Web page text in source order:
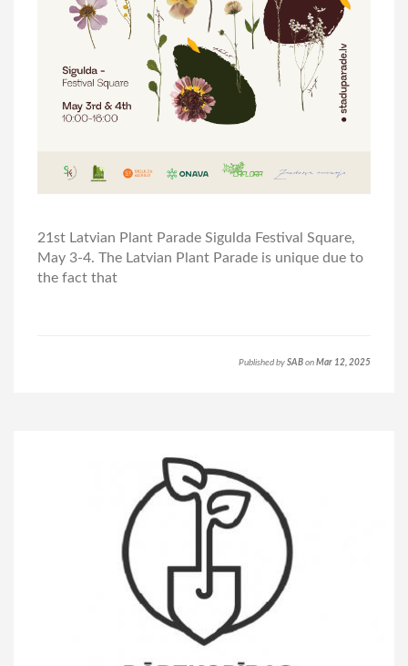
21st Latvian Plant Parade Sigulda Festival Square,
May 3-4. The Latvian Plant Parade is unique due to
the fact that
Published by SAB on Mar 12, 2025